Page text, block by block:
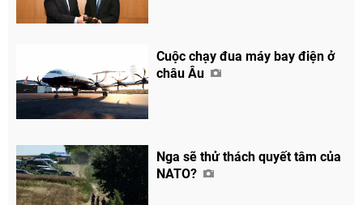
Cuộc chạy đua máy bay điện ở
châu Âu
Nga sẽ thử thách quyết tâm của
NATO?